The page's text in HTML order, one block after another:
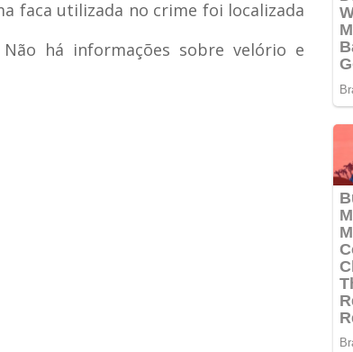
faca utilizada no crime foi localizada
há informações sobre velório e